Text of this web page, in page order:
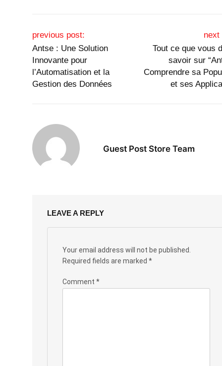
Post navigation
previous post:
Antse : Une Solution
Innovante pour
l’Automatisation et la
Gestion des Données
next
Tout ce que vous
savoir sur
Comprendre sa
et ses
Guest Post Store Team
LEAVE A REPLY
Your email address will not be published.
Required fields are marked *
Comment *